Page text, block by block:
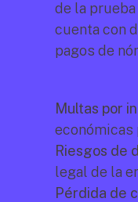
de la
cuenta con
pagos de
Multas por
económicas
Riesgos de
legal de la
Pérdida de